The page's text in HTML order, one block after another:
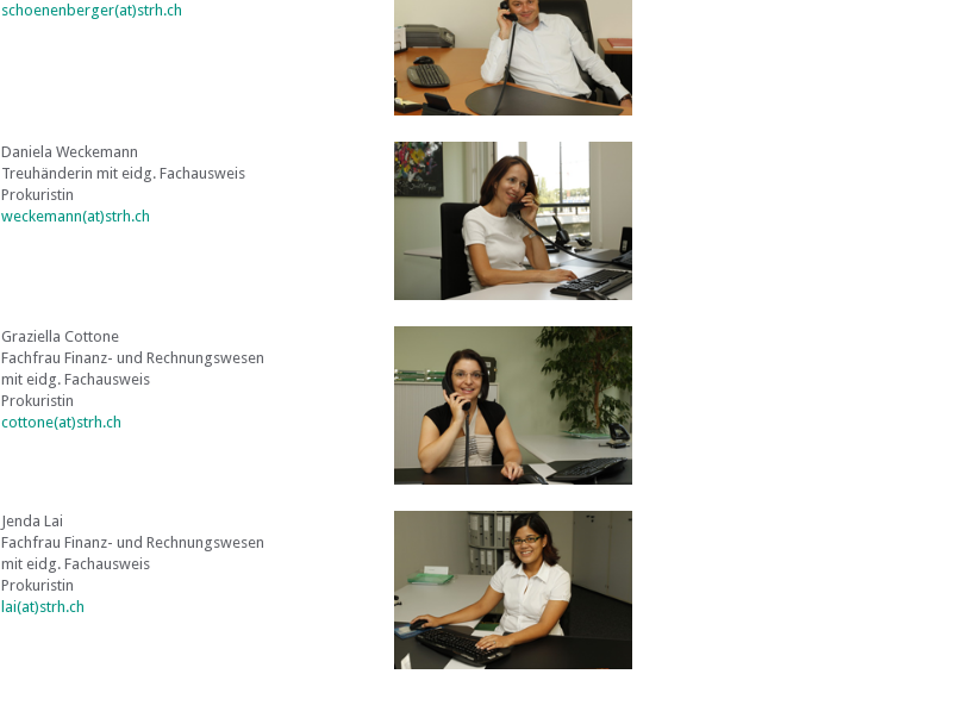
schoenenberger(at)strh.ch
Daniela Weckemann
Treuhänderin mit eidg. Fachausweis
Prokuristin
weckemann(at)strh.ch
Graziella Cottone
Fachfrau Finanz- und Rechnungswesen
mit eidg. Fachausweis
Prokuristin
cottone(at)strh.ch
Jenda Lai
Fachfrau Finanz- und Rechnungswesen
mit eidg. Fachausweis
Prokuristin
lai(at)strh.ch